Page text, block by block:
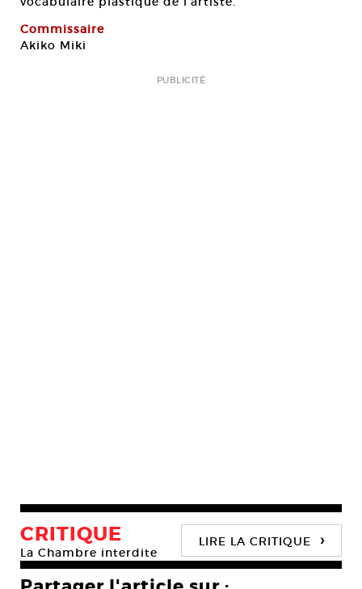
Commissaire
Akiko Miki
PUBLICITÉ
CRITIQUE
La Chambre interdite
LIRE LA CRITIQUE ›